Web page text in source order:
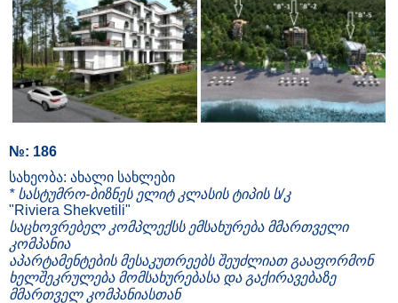
№: 186
სახეობა: ახალი სახლები
* სასტუმრო-ბიზნეს ელიტ კლასის ტიპის ს/კ
"Riviera Shekvetili"
საცხოვრებელ კომპლექსს ემსახურება მმართველი
კომპანია
აპარტამენტების მესაკუთრეებს შეუძლიათ გააფორმონ
ხელშეკრულება მომსახურებასა და გაქირავებაზე
მმართველ კომპანიასთან